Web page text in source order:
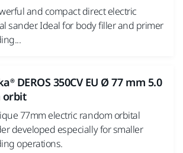
and compact direct electric
sander. Ideal for body filler and primer
DEROS 350CV EU Ø 77 mm 5.0
orbit
77mm electric random orbital
developed especially for smaller
operations.